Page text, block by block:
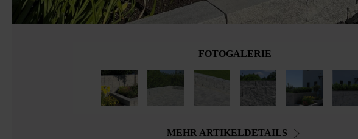
FOTOGALERIE
MEHR ARTIKELDETAILS